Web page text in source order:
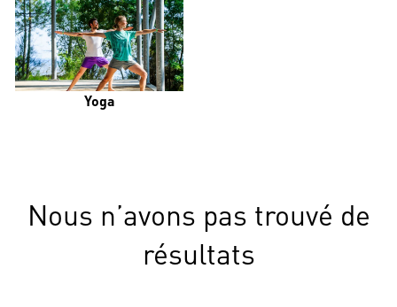
Yoga
Nous n’avons pas trouvé de
résultats